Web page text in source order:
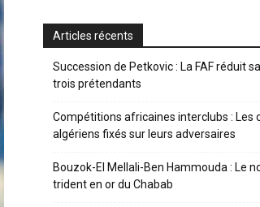
Articles récents
Succession de Petkovic : La FAF réduit
trois prétendants
Compétitions africaines interclubs : Les
algériens fixés sur leurs adversaires
Bouzok-El Mellali-Ben Hammouda : Le
trident en or du Chabab